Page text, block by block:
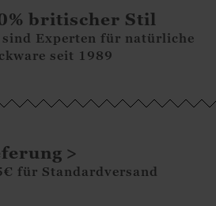
britischer Stil
Experten für natürliche
seit 1989
für Standardversand